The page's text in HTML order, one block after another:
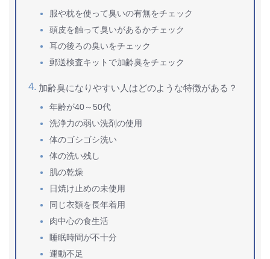
服や枕を使って臭いの有無をチェック
頭皮を触って臭いがあるかチェック
耳の後ろの臭いをチェック
郵送検査キットで加齢臭をチェック
加齢臭になりやすい人はどのような特徴がある？
年齢が40～50代
洗浄力の弱い洗剤の使用
体のゴシゴシ洗い
体の洗い残し
肌の乾燥
日焼け止めの未使用
同じ衣類を長年着用
肉中心の食生活
睡眠時間が不十分
運動不足